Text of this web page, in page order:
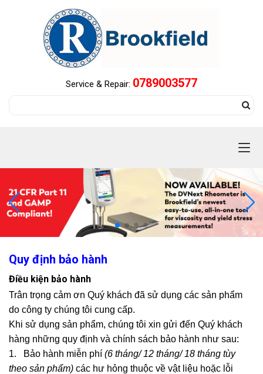
Service & Repair: 0789003577
Quy định bảo hành
Điều kiện bảo hành
Trân trọng cảm ơn Quý khách đã sử dụng các sản phẩm
do công ty chúng tôi cung cấp.
Khi sử dụng sản phẩm, chúng tôi xin gửi đến Quý khách
hàng những quy định và chính sách bảo hành như sau:
1. Bảo hành miễn phí (6 tháng/ 12 tháng/ 18 tháng tùy
theo sản phẩm) các hư hỏng thuộc về vật liệu hoặc lỗi